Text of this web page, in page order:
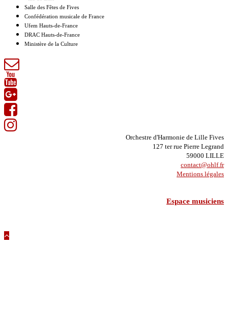
Salle des Fêtes de Fives
Confédération musicale de France
Ufem Hauts-de-France
DRAC Hauts-de-France
Ministère de la Culture
Orchestre d'Harmonie de Lille Fives
127 ter rue Pierre Legrand
59000 LILLE
contact@ohlf.fr
Mentions légales
Espace musiciens